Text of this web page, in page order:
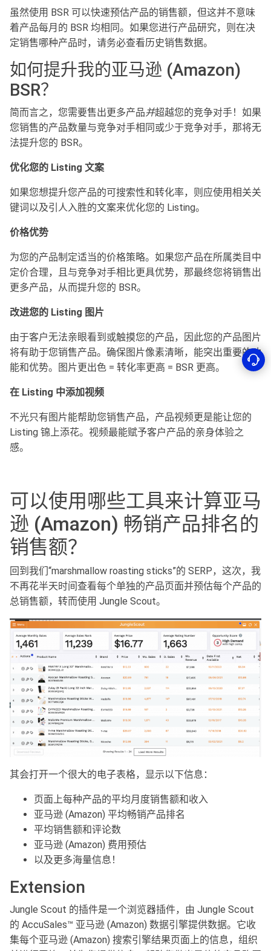
虽然使用 BSR 可以快速预估产品的销售额，但这并不意味
着产品每月的 BSR 均相同。如果您进行产品研究，则在决
定销售哪种产品时，请务必查看历史销售数据。
如何提升我的亚马逊 (Amazon)
BSR？
简而言之，您需要售出更多产品并超越您的竞争对手！如果
您销售的产品数量与竞争对手相同或少于竞争对手，那将无
法提升您的 BSR。
优化您的 Listing 文案
如果您想提升您产品的可搜索性和转化率，则应使用相关关
键词以及引人入胜的文案来优化您的 Listing。
价格优势
为您的产品制定适当的价格策略。如果您产品在所属类目中
定价合理，且与竞争对手相比更具优势，那最终您将销售出
更多产品，从而提升您的 BSR。
改进您的 Listing 图片
由于客户无法亲眼看到或触摸您的产品，因此您的产品图片
将有助于您销售产品。确保图片像素清晰，能突出重要的功
能和优势。图片更出色 = 转化率更高 = BSR 更高。
在 Listing 中添加视频
不光只有图片能帮助您销售产品，产品视频更是能让您的
Listing 锦上添花。视频最能赋予客户产品的亲身体验之
感。
可以使用哪些工具来计算亚马
逊 (Amazon) 畅销产品排名的
销售额？
回到我们“marshmallow roasting sticks”的 SERP，这次，我
不再花半天时间查看每个单独的产品页面并预估每个产品的
总销售额，转而使用 Jungle Scout。
其会打开一个很大的电子表格，显示以下信息：
页面上每种产品的平均月度销售额和收入
亚马逊 (Amazon) 平均畅销产品排名
平均销售额和评论数
亚马逊 (Amazon) 费用预估
以及更多海量信息！
Extension
Jungle Scout 的插件是一个浏览器插件，由 Jungle Scout
的 AccuSales™ 亚马逊 (Amazon) 数据引擎提供数据。它收
集每个亚马逊 (Amazon) 搜索引擎结果页面上的信息，组织